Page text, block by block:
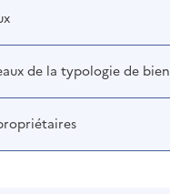
de la typologie de bien